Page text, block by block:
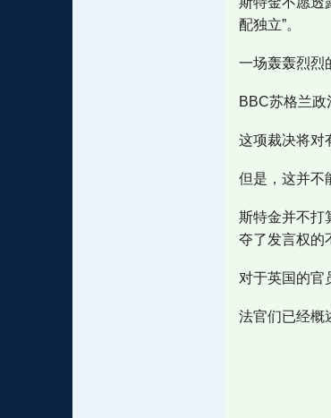
配独立”。
一场轰轰烈烈
BBC苏格兰政
这项裁决将对
但是，这并不
斯特金并不打
夺了发言权的
对于英国的官
法官们已经概